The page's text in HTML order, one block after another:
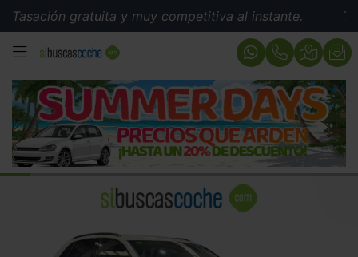
gratuita y muy competitiva al instante.
MENÚ